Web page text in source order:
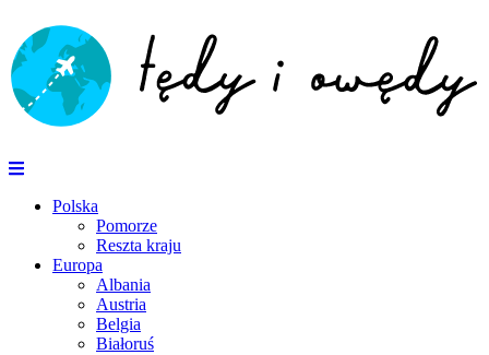
Polska
Pomorze
Reszta kraju
Europa
Albania
Austria
Belgia
Białoruś